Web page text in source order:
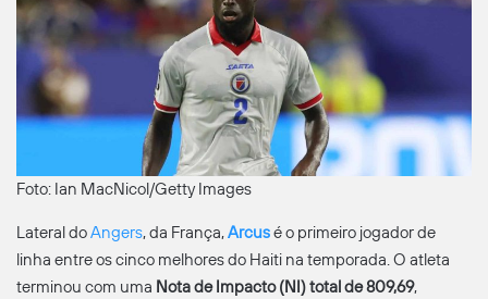
Foto: Ian MacNicol/Getty Images
Lateral doAngers, da França,Arcusé o primeiro jogador de
linha entre os cinco melhores do Haiti na temporada. O atleta
terminou com uma Nota de Impacto (NI) total de 809,69,